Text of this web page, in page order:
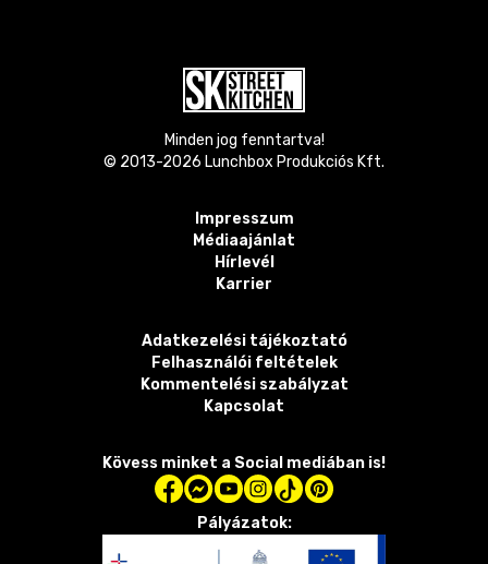
Minden jog fenntartva!
© 2013-2026 Lunchbox Produkciós Kft.
Impresszum
Médiaajánlat
Hírlevél
Karrier
Adatkezelési tájékoztató
Felhasználói feltételek
Kommentelési szabályzat
Kapcsolat
Kövess minket a Social mediában is!
Pályázatok: